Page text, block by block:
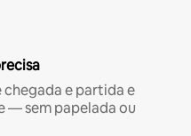
chegada e partida e
— sem papelada ou